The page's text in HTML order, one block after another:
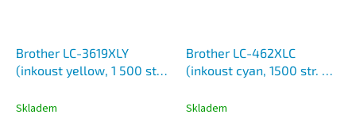
Brother LC-3619XLY
(inkoust yellow, 1 500 str.
Skladem
Brother LC-462XLC
(inkoust cyan, 1500 str. @
Skladem